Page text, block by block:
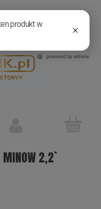
MINOW 2,2`